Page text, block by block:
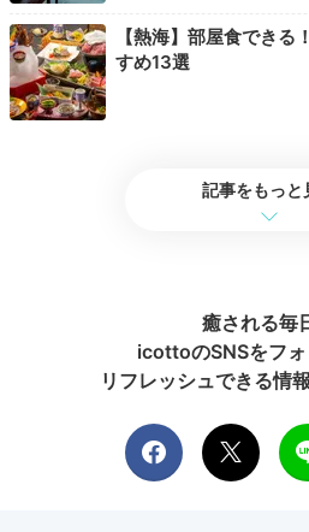
Check-out
11:00
仲居さんに見送られて
基本は11時チェックアウトなの
【熱海】部屋食でき
すめ13選
記事をもっと
癒される毎
icottoのSNSをフォ
リフレッシュできる情